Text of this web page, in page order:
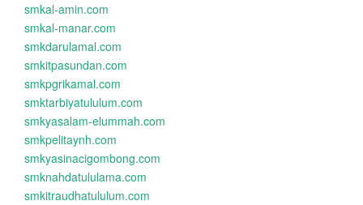
smkal-amin.com
smkal-manar.com
smkdarulamal.com
smkitpasundan.com
smkpgrikamal.com
smktarbiyatululum.com
smkyasalam-elummah.com
smkpelitaynh.com
smkyasinacigombong.com
smknahdatululama.com
smkitraudhatululum.com